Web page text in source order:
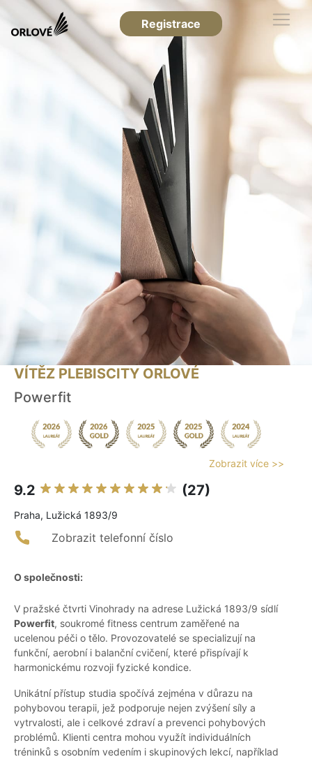
Registrace
VÍTĚZ PLEBISCITY ORLOVÉ
Powerfit
Zobrazit více >>
9.2 (27)
Praha, Lužická 1893/9
Zobrazit telefonní číslo
O společnosti:
V pražské čtvrti Vinohrady na adrese Lužická 1893/9 sídlí
Powerfit, soukromé fitness centrum zaměřené na
ucelenou péči o tělo. Provozovatelé se specializují na
funkční, aerobní i balanční cvičení, které přispívají k
harmonickému rozvoji fyzické kondice.
Unikátní přístup studia spočívá zejména v důrazu na
pohybovou terapii, jež podporuje nejen zvýšení síly a
vytrvalosti, ale i celkové zdraví a prevenci pohybových
problémů. Klienti centra mohou využít individuálních
tréninků s osobním vedením i skupinových lekcí, například